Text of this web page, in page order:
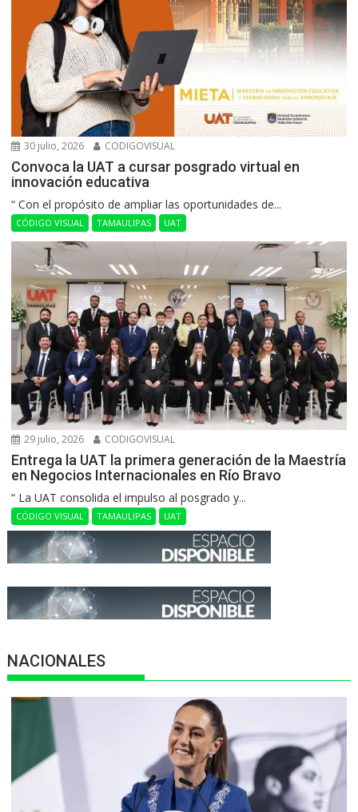
30 julio, 2026 CODIGOVISUAL
Convoca la UAT a cursar posgrado virtual en
innovación educativa
“ Con el propósito de ampliar las oportunidades de...
CÓDIGO VISUAL TAMAULIPAS UAT
29 julio, 2026 CODIGOVISUAL
Entrega la UAT la primera generación de la Maestría
en Negocios Internacionales en Río Bravo
“ La UAT consolida el impulso al posgrado y...
CÓDIGO VISUAL TAMAULIPAS UAT
NACIONALES